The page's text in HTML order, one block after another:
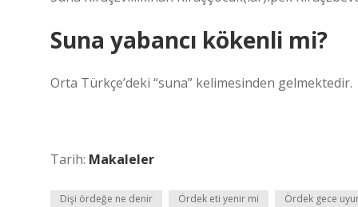
Suna yabancı kökenli mi?
Orta Türkçe’deki “suna” kelimesinden gelmektedir.
Tarih: Makaleler
Dişi ördeğe ne denir Ördek eti yenir mi Ördek gece